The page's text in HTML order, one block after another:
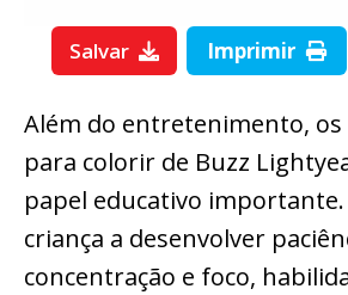
Salvar Imprimir
Além do entretenimento, os
para colorir de Buzz
papel educativo importante.
criança a desenvolver
concentração e foco,